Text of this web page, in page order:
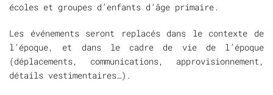
écoles et groupes d’enfants d’âge primaire.
Les événements seront replacés dans le contexte de
l’époque, et dans le cadre de vie de l’époque
(déplacements, communications, approvisionnement,
détails vestimentaires…).